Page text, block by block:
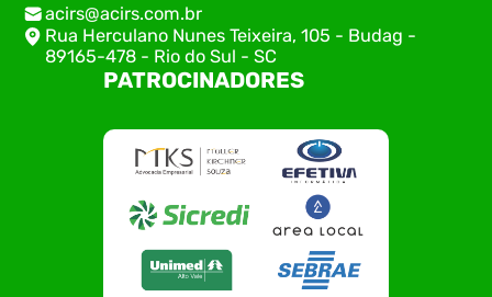
acirs@acirs.com.br
Rua Herculano Nunes Teixeira, 105 - Budag -
89165-478 - Rio do Sul - SC
PATROCINADORES